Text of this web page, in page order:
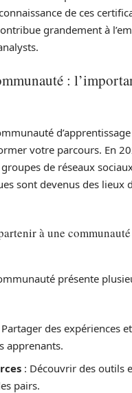
de ces
grandement à
:
votre parcours. En
de réseaux
sont devenus des lieux
à une communauté
présente
Partager des expériences
apprenants.
: Découvrir des outils
pairs.